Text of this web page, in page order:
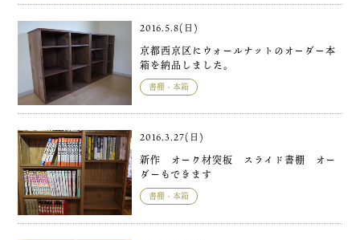
2016.5.8(日)
京都西京区にウォールナットのオーダー本
箱を納品しました。
書棚・本箱
2016.3.27(日)
新作 オーク材突板 スライド書棚 オー
ダーもできます
書棚・本箱